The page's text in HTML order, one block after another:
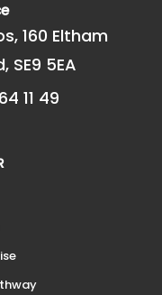
160 Eltham
SE9 5EA
11 49